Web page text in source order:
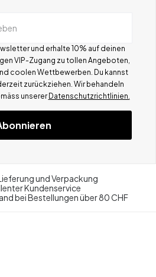
und erhalte 10% auf deinen
VIP-Zugang zu tollen Angeboten,
coolen Wettbewerben. Du kannst
zurückziehen. Wir behandeln
ss unserer Datenschutzrichtlinien.
und Verpackung
Kundenservice
bei Bestellungen über 80 CHF